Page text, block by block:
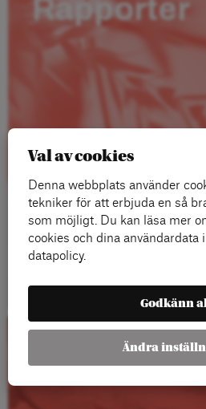
Rapporter
Kalender
Val av cookies
Denna webbplats använder
tekniker för att erbjuda en så
som möjligt. Du kan läsa mer
cookies och dina användardata
datapolicy.
Godkänn
Ändra